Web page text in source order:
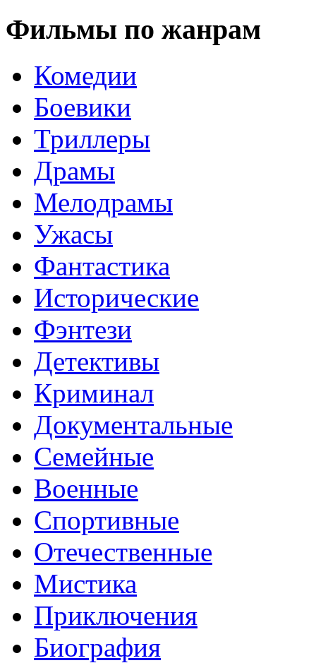
Фильмы по жанрам
Комедии
Боевики
Триллеры
Драмы
Мелодрамы
Ужасы
Фантастика
Исторические
Фэнтези
Детективы
Криминал
Документальные
Семейные
Военные
Спортивные
Отечественные
Мистика
Приключения
Биография